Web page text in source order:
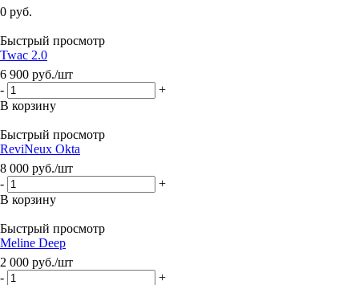
0 руб.
Быстрый просмотр
Twac 2.0
6 900 руб./шт
-
+
В корзину
Быстрый просмотр
ReviNeux Okta
8 000 руб./шт
-
+
В корзину
Быстрый просмотр
Meline Deep
2 000 руб./шт
-
+